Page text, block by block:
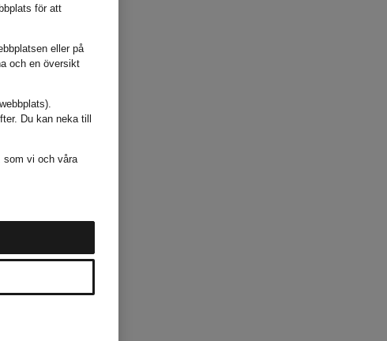
för att
eller på
och en översikt
Du kan neka till
som vi och våra